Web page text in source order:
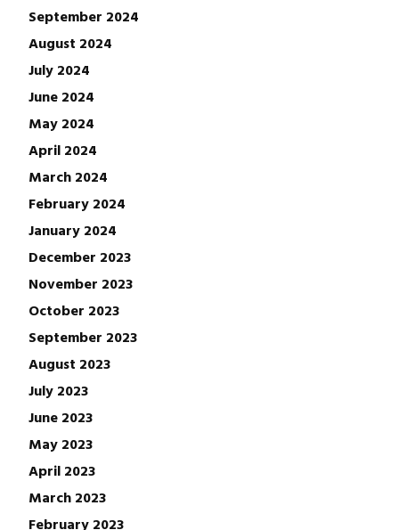
September 2024
August 2024
July 2024
June 2024
May 2024
April 2024
March 2024
February 2024
January 2024
December 2023
November 2023
October 2023
September 2023
August 2023
July 2023
June 2023
May 2023
April 2023
March 2023
February 2023